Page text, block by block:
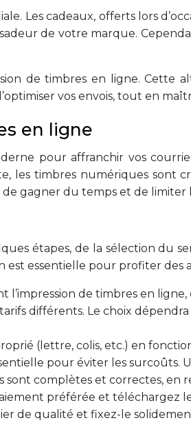
Les cadeaux, offerts lors
de votre marque.
de timbres en ligne.
vos envois, tout en
en ligne
pour affranchir vos
les timbres numériques sont
gagner du temps et de limiter
étapes, de la sélection du
essentielle pour profiter des
de timbres en
différents. Le choix
(lettre, colis, etc.) en
pour éviter les surcoûts.
sont complètes et correctes, en
préférée et téléchargez
de qualité et fixez-le